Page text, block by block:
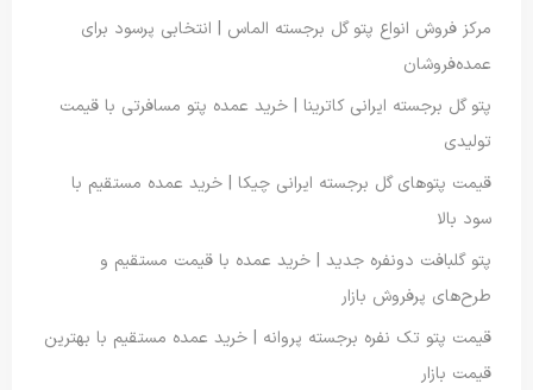
مرکز فروش انواع پتو گل برجسته الماس | انتخابی پرسود برای
عمده‌فروشان
پتو گل برجسته ایرانی کاترینا | خرید عمده پتو مسافرتی با قیمت
تولیدی
قیمت پتوهای گل برجسته ایرانی چیکا | خرید عمده مستقیم با
سود بالا
پتو گلبافت دونفره جدید | خرید عمده با قیمت مستقیم و
طرح‌های پرفروش بازار
قیمت پتو تک نفره برجسته پروانه | خرید عمده مستقیم با بهترین
قیمت بازار